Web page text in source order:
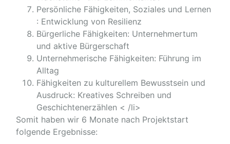
Persönliche Fähigkeiten, Soziales und Lernen
: Entwicklung von Resilienz
Bürgerliche Fähigkeiten: Unternehmertum
und aktive Bürgerschaft
Unternehmerische Fähigkeiten: Führung im
Alltag
Fähigkeiten zu kulturellem Bewusstsein und
Ausdruck: Kreatives Schreiben und
Geschichtenerzählen < /li>
Somit haben wir 6 Monate nach Projektstart
folgende Ergebnisse: